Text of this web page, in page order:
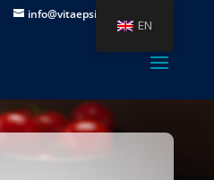
info@vitaepsilon.gr
EN